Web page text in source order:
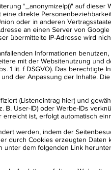
"_anonymizeIp()" auf
direkte
oder in anderen
an einen Server von
übermittelte IP-Adresse wird
Informationen
mit der Websitenutzung
1 lit. f DSGVO). Das
der Anpassung der Inhalte.
(Listeneintrag hier) und
B. User-ID) oder Werbe-IDs
ist, erfolgt automatisch
werden, indem der
durch Cookies erzeugten
unter dem folgenden Link